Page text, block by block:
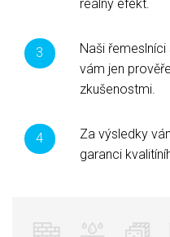
reálný efekt.
Naši
vám jen
zkušenostmi.
Za výsledky
garanci